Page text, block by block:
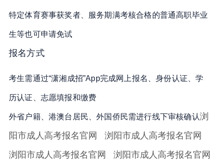
特定体育赛事获奖者、服务期满考核合格的普通高职毕业
生等也可申请免试
报名方式
考生需通过“潇湘成招”App完成网上报名、身份认证、学
历认证、志愿填报和缴费
外省户籍、港澳台居民、外国侨民需进行线下审核确认浏
阳市成人高考报名官网 浏阳市成人高考报名官网
浏阳市成人高考报名官网 浏阳市成人高考报名官网